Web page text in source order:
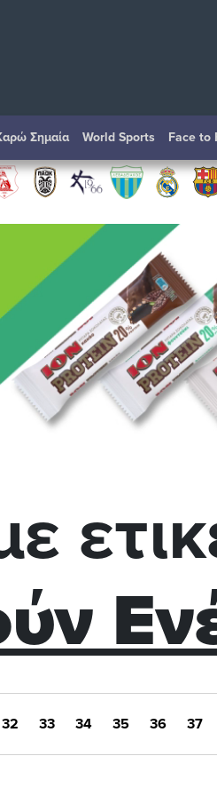
Σημαία World Sports Face to
32 33 34 35 36 37